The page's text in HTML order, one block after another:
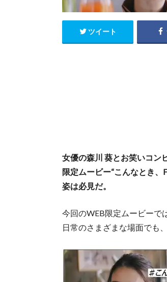
ツイート
女優の森川 葵とお笑いコン
限定ムービー“こんなとき
姿は必見だ。
今回のWEB限定ムービーで
日常のさまざまな場面でも